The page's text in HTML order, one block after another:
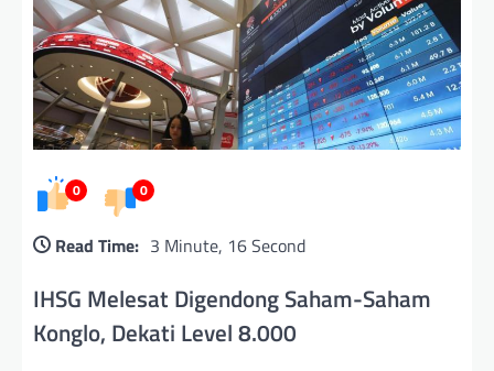
0 0
Read Time: 3 Minute, 16 Second
IHSG Melesat Digendong Saham-Saham
Konglo, Dekati Level 8.000